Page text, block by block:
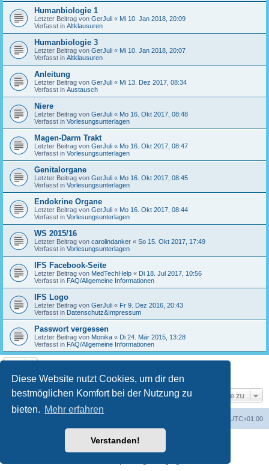
Diese Website nutzt Cookies, um dir den
bestmöglichen Komfort bei der Nutzung zu
bieten. Mehr erfahren
Verstanden!
Humanbiologie 1
Letzter Beitrag von GerJuli « Mi 10. Jan 2018, 20:09
Verfasst in Altklausuren
Humanbiologie 3
Letzter Beitrag von GerJuli « Mi 10. Jan 2018, 20:07
Verfasst in Altklausuren
Anleitung
Letzter Beitrag von GerJuli « Mi 13. Dez 2017, 08:34
Verfasst in Austausch
Niere
Letzter Beitrag von GerJuli « Mo 16. Okt 2017, 08:48
Verfasst in Vorlesungsunterlagen
Magen-Darm Trakt
Letzter Beitrag von GerJuli « Mo 16. Okt 2017, 08:47
Verfasst in Vorlesungsunterlagen
Genitalorgane
Letzter Beitrag von GerJuli « Mo 16. Okt 2017, 08:45
Verfasst in Vorlesungsunterlagen
Endokrine Organe
Letzter Beitrag von GerJuli « Mo 16. Okt 2017, 08:44
Verfasst in Vorlesungsunterlagen
WS 2015/16
Letzter Beitrag von carolindanker « So 15. Okt 2017, 17:49
Verfasst in Vorlesungsunterlagen
IFS Facebook-Seite
Letzter Beitrag von MedTechHelp « Di 18. Jul 2017, 10:56
Verfasst in FAQ/Allgemeine Informationen
IFS Logo
Letzter Beitrag von GerJuli « Fr 9. Dez 2016, 20:43
Verfasst in Datenschutz&Impressum
Passwort vergessen
Letzter Beitrag von Monika « Di 24. Mär 2015, 13:28
Verfasst in FAQ/Allgemeine Informationen
Die Suche ergab 17 Treffer • Seite 1 von
Gehe zu
UTC+01:00
Powered byphpBB® Forum Software © phpBB Limited
phpBB.de